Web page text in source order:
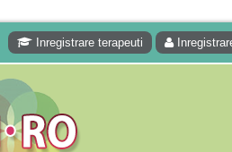
Inregistrare terapeuti